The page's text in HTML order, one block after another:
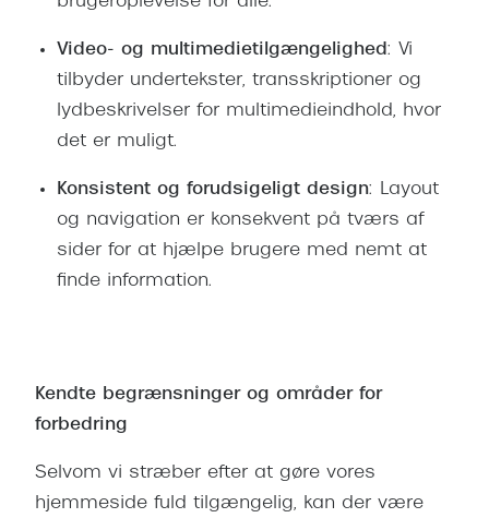
Video- og multimedietilgængelighed: Vi
tilbyder undertekster, transskriptioner og
lydbeskrivelser for multimedieindhold, hvor
det er muligt.
Konsistent og forudsigeligt design: Layout
og navigation er konsekvent på tværs af
sider for at hjælpe brugere med nemt at
finde information.
Kendte begrænsninger og områder for
forbedring
Selvom vi stræber efter at gøre vores
hjemmeside fuld tilgængelig, kan der være